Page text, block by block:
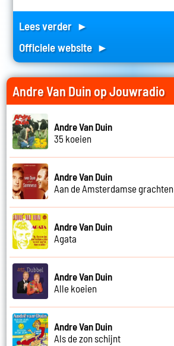
Lees verder ►
Officiele website ►
Andre Van Duin op Jouwradio
Andre Van Duin
35 koeien
Andre Van Duin
Aan de Amsterdamse grachten
Andre Van Duin
Agata
Andre Van Duin
Alle koeien
Andre Van Duin
Als de zon schijnt